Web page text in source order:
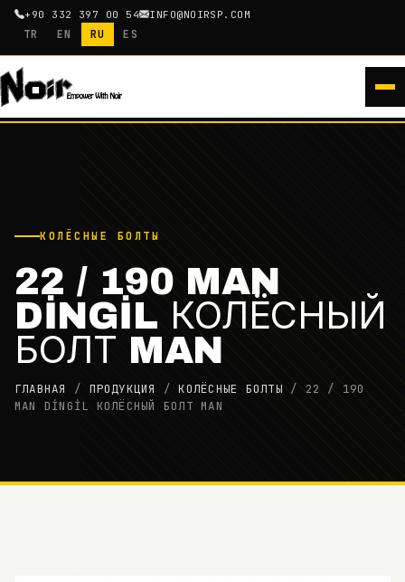
+90 332 397 00 54 INFO@NOIRSP.COM
TR EN RU ES
КОЛЁСНЫЕ БОЛТЫ
22 / 190 MAN
DİNGİL КОЛЁСНЫЙ
БОЛТ MAN
ГЛАВНАЯ / ПРОДУКЦИЯ /КОЛЁСНЫЕ БОЛТЫ / 22 / 190
MAN DİNGİL КОЛЁСНЫЙ БОЛТ MAN